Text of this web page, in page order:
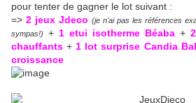
pour tenter de gagner le lot suivant :
=> 2 jeux Jdeco (je n'ai pas les références
sympas!)
+ 1 etui isotherme Béaba +
chauffants + 1 lot surprise Candia
croissance